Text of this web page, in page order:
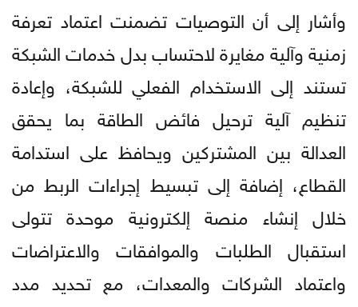
وأشار إلى أن التوصيات تضمنت اعتماد تعرفة
زمنية وآلية مغايرة لاحتساب بدل خدمات الشبكة
تستند إلى الاستخدام الفعلي للشبكة، وإعادة
تنظيم آلية ترحيل فائض الطاقة بما يحقق
العدالة بين المشتركين ويحافظ على استدامة
القطاع، إضافة إلى تبسيط إجراءات الربط من
خلال إنشاء منصة إلكترونية موحدة تتولى
استقبال الطلبات والموافقات والاعتراضات
واعتماد الشركات والمعدات، مع تحديد مدد